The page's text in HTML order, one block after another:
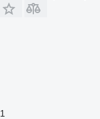
1